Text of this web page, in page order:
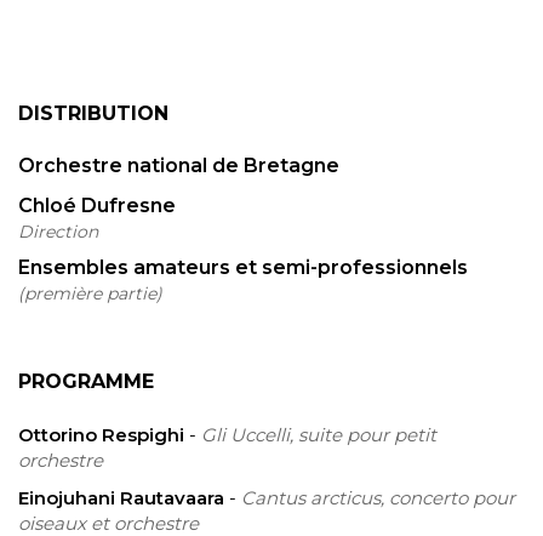
DISTRIBUTION
Orchestre national de Bretagne
Direction
Chloé Dufresne
(première partie)
Ensembles amateurs et semi-professionnels
PROGRAMME
Ottorino Respighi - Gli Uccelli, suite pour petit
orchestre
Einojuhani Rautavaara - Cantus arcticus, concerto pour
oiseaux et orchestre